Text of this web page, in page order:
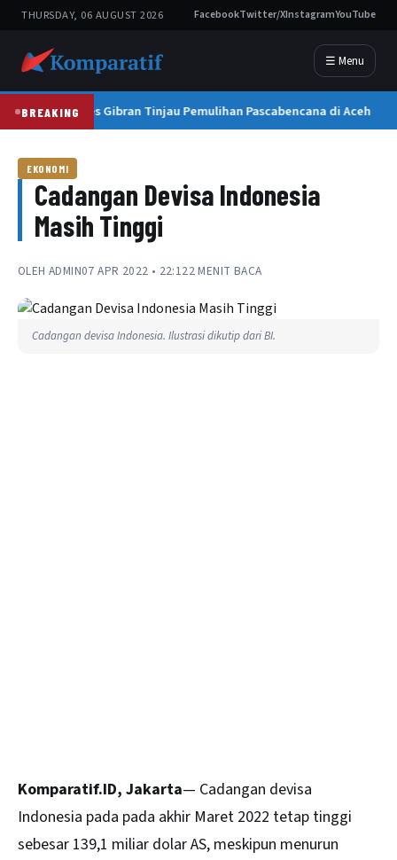
THURSDAY, 06 AUGUST 2026 FacebookTwitter/XInstagramYouTube
☰ Menu
BREAKINGWapres Gibran Tinjau Pemulihan Pascabencana di Aceh
EKONOMI
Cadangan Devisa Indonesia
Masih Tinggi
OLEH ADMIN07 APR 2022 • 22:122 MENIT BACA
Cadangan devisa Indonesia. Ilustrasi dikutip dari BI.
Komparatif.ID, Jakarta— Cadangan devisa
Indonesia pada pada akhir Maret 2022 tetap tinggi
sebesar 139,1 miliar dolar AS, meskipun menurun